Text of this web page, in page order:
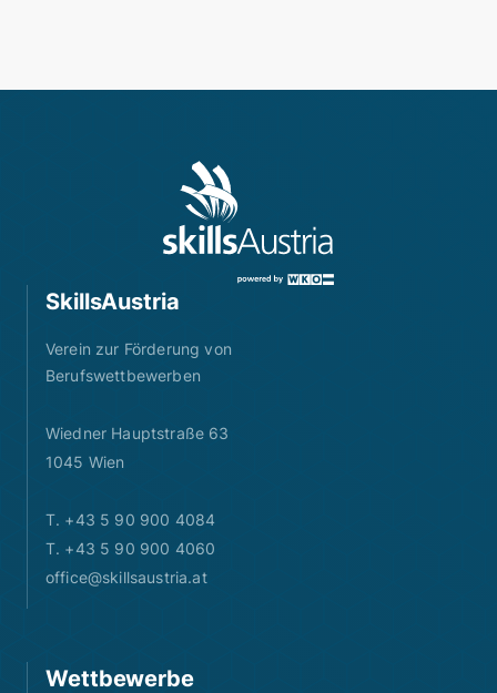
SkillsAustria
Verein zur Förderung von
Berufswettbewerben
Wiedner Hauptstraße 63
1045 Wien
T. +43 5 90 900 4084
T. +43 5 90 900 4060
office@skillsaustria.at
Wettbewerbe